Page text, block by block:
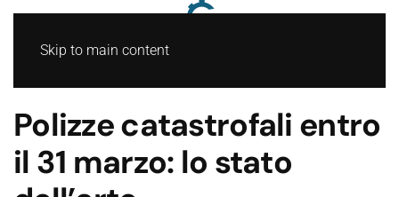
Skip to main content
Polizze catastrofali entro
il 31 marzo: lo stato